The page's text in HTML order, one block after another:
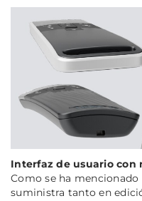
Interfaz de usuario con
Como se ha mencionado
suministra tanto en